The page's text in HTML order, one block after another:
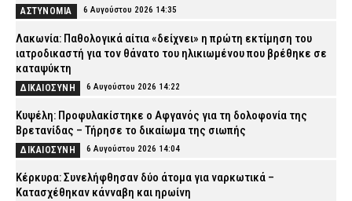
ΑΣΤΥΝΟΜΙΑ 6 Αυγούστου 2026 14:35
Λακωνία: Παθολογικά αίτια «δείχνει» η πρώτη εκτίμηση του
ιατροδικαστή για τον θάνατο του ηλικιωμένου που βρέθηκε σε
καταψύκτη
ΔΙΚΑΙΟΣΥΝΗ 6 Αυγούστου 2026 14:22
Κυψέλη: Προφυλακίστηκε ο Αφγανός για τη δολοφονία της
Βρετανίδας – Τήρησε το δικαίωμα της σιωπής
ΔΙΚΑΙΟΣΥΝΗ 6 Αυγούστου 2026 14:04
Κέρκυρα: Συνελήφθησαν δύο άτομα για ναρκωτικά –
Κατασχέθηκαν κάνναβη και ηρωίνη